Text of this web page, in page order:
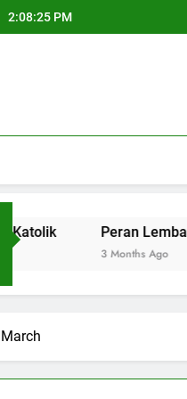
2:08:26 PM
Peran Lembaga Keuangan
March